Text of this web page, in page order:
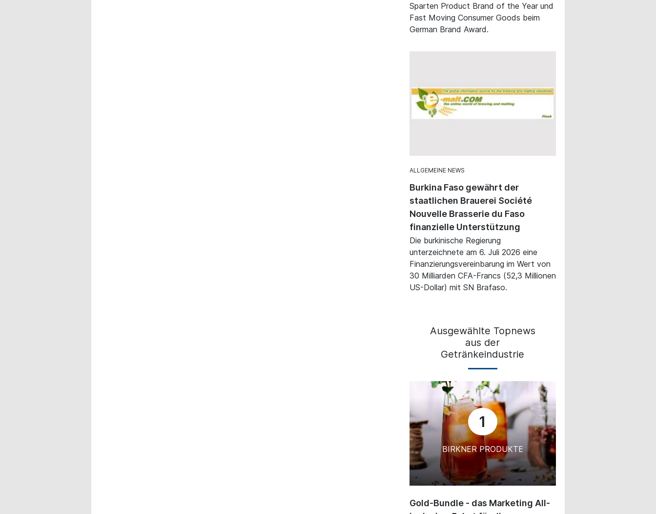
Sparten Product Brand of the Year und
Fast Moving Consumer Goods beim
German Brand Award.
ALLGEMEINE NEWS
Burkina Faso gewährt der
staatlichen Brauerei Société
Nouvelle Brasserie du Faso
finanzielle Unterstützung
Die burkinische Regierung
unterzeichnete am 6. Juli 2026 eine
Finanzierungsvereinbarung im Wert von
30 Milliarden CFA-Francs (52,3 Millionen
US-Dollar) mit SN Brafaso.
Ausgewählte Topnews
aus der
Getränkeindustrie
1
BIRKNER PRODUKTE
Gold-Bundle - das Marketing All-